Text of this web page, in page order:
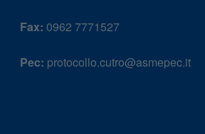
Fax: 0962 7771527
Pec: protocollo.cutro@asmepec.it